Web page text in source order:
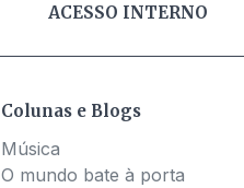
ACESSO INTERNO
Colunas e Blogs
Música
O mundo bate à porta